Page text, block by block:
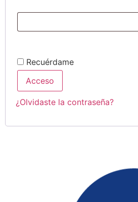
Recuérdame
Acceso
¿Olvidaste la contraseña?